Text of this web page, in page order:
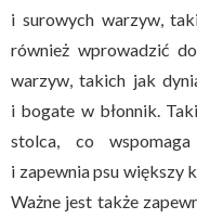
i surowych warzyw,
również wprowadzić
warzyw, takich jak
i bogate w błonnik.
stolca, co wspomaga
i zapewnia psu większy
Ważne jest także